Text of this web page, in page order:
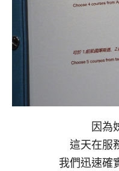
因為
這天在服
我們迅速確